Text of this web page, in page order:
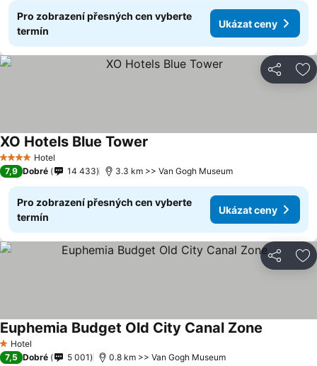
Pro zobrazení přesných cen vyberte
termín
Ukázat ceny
Sdílet
4 Počet hvězdiček
Hotel
XO Hotels Blue Tower
7,9 Dobré 14 433 3.3 km >> Van Gogh Museum
Pro zobrazení přesných cen vyberte
termín
Ukázat ceny
Sdílet
1 Počet hvězdiček
Hotel
Euphemia Budget Old City Canal Zone
7,5 Dobré 5 001 0.8 km >> Van Gogh Museum